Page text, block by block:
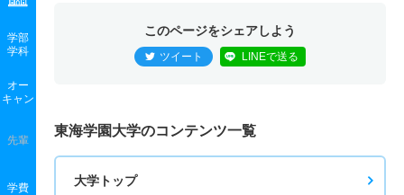
学部
学科
オー
キャン
先輩
学費
このページをシェアしよう
ツイート LINEで送る
東海学園大学のコンテンツ一覧
大学トップ